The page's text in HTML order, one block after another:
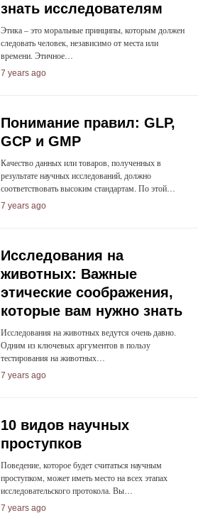
знать исследователям
Этика – это моральные принципы, которым должен
следовать человек, независимо от места или
времени. Этичное…
7 years ago
Понимание правил: GLP,
GCP и GMP
Качество данных или товаров, полученных в
результате научных исследований, должно
соответствовать высоким стандартам. По этой…
7 years ago
Исследования на
животных: Важные
этические соображения,
которые вам нужно знать
Исследования на животных ведутся очень давно.
Одним из ключевых аргументов в пользу
тестирования на животных…
7 years ago
10 видов научных
проступков
Поведение, которое будет считаться научным
проступком, может иметь место на всех этапах
исследовательского протокола. Вы…
7 years ago